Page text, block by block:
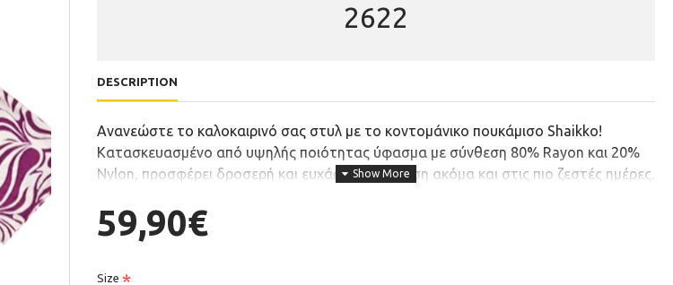
2622
DESCRIPTION
Ανανεώστε το καλοκαιρινό σας στυλ με το κοντομάνικο πουκάμισο Shaikko!
Κατασκευασμένο από υψηλής ποιότητας ύφασμα με σύνθεση 80% Rayon και 20%
Nylon, προσφέρει δροσερή και ευχάριστη αίσθηση ακόμα και στις πιο ζεστές ημέρες.
από το πρωί μέχρι το βράδυ  είτε στη βόλτα, είτε σε καλοκαιρινές εξόδους ή
διακοπές. ’νετη γραμμή, ανάλαφρη υφή και κομψό αποτέλεσμα. Ένα κομμάτι που
59,90€
Size